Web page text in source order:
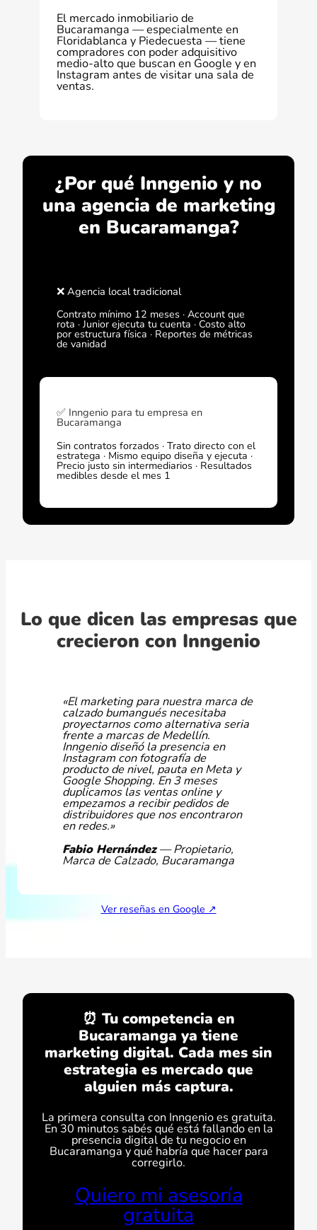
El mercado inmobiliario de
Bucaramanga — especialmente en
Floridablanca y Piedecuesta — tiene
compradores con poder adquisitivo
medio-alto que buscan en Google y en
Instagram antes de visitar una sala de
ventas.
¿Por qué Inngenio y no
una agencia de marketing
en Bucaramanga?
❌ Agencia local tradicional
Contrato mínimo 12 meses · Account que
rota · Junior ejecuta tu cuenta · Costo alto
por estructura física · Reportes de métricas
de vanidad
✅ Inngenio para tu empresa en
Bucaramanga
Sin contratos forzados · Trato directo con el
estratega · Mismo equipo diseña y ejecuta ·
Precio justo sin intermediarios · Resultados
medibles desde el mes 1
Lo que dicen las empresas que
crecieron con Inngenio
«El marketing para nuestra marca de
calzado bumangués necesitaba
proyectarnos como alternativa seria
frente a marcas de Medellín.
Inngenio diseñó la presencia en
Instagram con fotografía de
producto de nivel, pauta en Meta y
Google Shopping. En 3 meses
duplicamos las ventas online y
empezamos a recibir pedidos de
distribuidores que nos encontraron
en redes.»
Fabio Hernández— Propietario,
Marca de Calzado, Bucaramanga
Ver reseñas en Google ↗
⏰ Tu competencia en
Bucaramanga ya tiene
marketing digital. Cada mes sin
estrategia es mercado que
alguien más captura.
La primera consulta con Inngenio es gratuita.
En 30 minutos sabés qué está fallando en la
presencia digital de tu negocio en
Bucaramanga y qué habría que hacer para
corregirlo.
Quiero mi asesoría
gratuita